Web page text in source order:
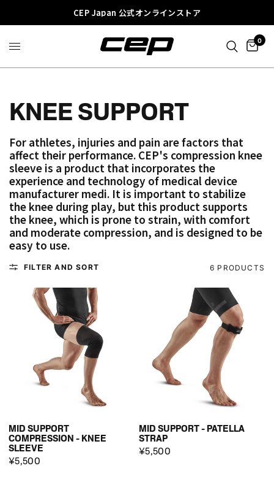
CEP Japan 公式オンラインストア
0
KNEE SUPPORT
For athletes, injuries and pain are factors that
affect their performance. CEP's compression knee
sleeve is a product that incorporates the
experience and technology of medical device
manufacturer medi. It is important to stabilize
the knee during play, but this product supports
the knee, which is prone to strain, with comfort
and moderate compression, and is designed to be
easy to use.
FILTER AND SORT 6 PRODUCTS
MID SUPPORT
COMPRESSION - KNEE
SLEEVE
¥5,500
MID SUPPORT - PATELLA
STRAP
¥5,500